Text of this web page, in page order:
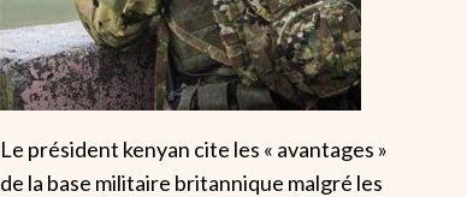
Le président kenyan cite les « avantages »
de la base militaire britannique malgré les